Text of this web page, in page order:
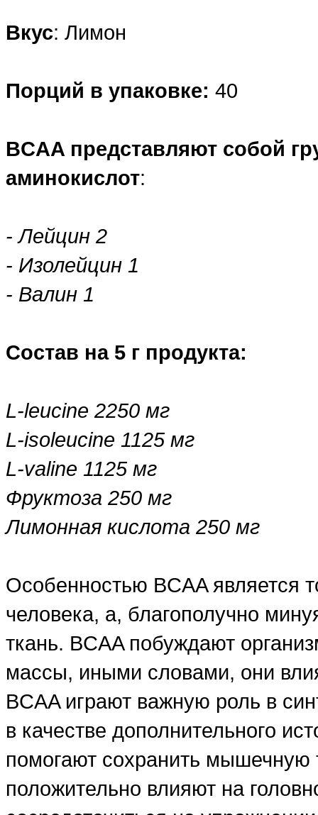
Вкус: Лимон
Порций в упаковке: 40
BCAA представляют собой
аминокислот:
- Лейцин 2
- Изолейцин 1
- Валин 1
Состав на 5 г продукта:
L-leucine 2250 мг
L-isoleucine 1125 мг
L-valine 1125 мг
Фруктоза 250 мг
Лимонная кислота 250 мг
Особенностью BCAA является
человека, а, благополучно
ткань. BCAA побуждают
массы, иными словами, они
BCAA играют важную роль в
в качестве дополнительного
помогают сохранить мышечную
положительно влияют на